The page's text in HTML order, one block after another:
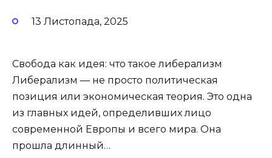
13 Листопада, 2025
Свобода как идея: что такое либерализм
Либерализм — не просто политическая
позиция или экономическая теория. Это одна
из главных идей, определивших лицо
современной Европы и всего мира. Она
прошла длинный…